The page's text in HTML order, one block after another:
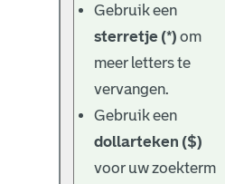
Gebruik een
sterretje (*) om
meer letters te
vervangen.
Gebruik een
dollarteken ($)
voor uw zoekterm